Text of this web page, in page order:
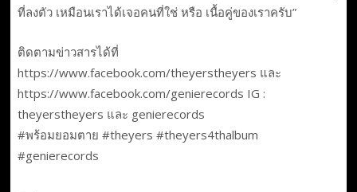
ที่ลงตัว เหมือนเราได้เจอคนที่ใช่ หรือ เนื้อคู่ของเราครับ”
ติดตามข่าวสารได้ที่
https://www.facebook.com/theyerstheyers และ
https://www.facebook.com/genierecords IG :
theyerstheyers และ genierecords
#พร้อมยอมตาย #theyers #theyers4thalbum
#genierecords